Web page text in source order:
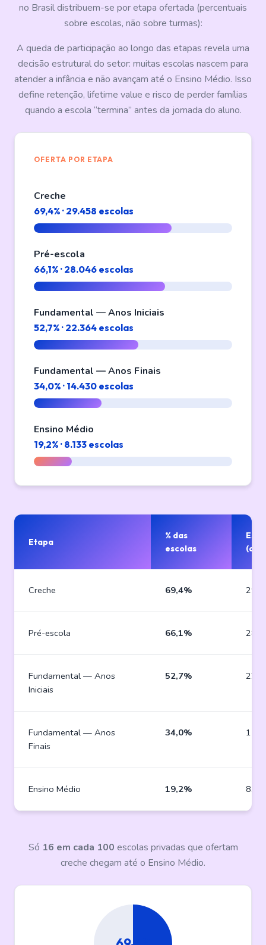
no Brasil distribuem-se por etapa ofertada (percentuais
sobre escolas, não sobre turmas):
A queda de participação ao longo das etapas revela uma
decisão estrutural do setor: muitas escolas nascem para
atender a infância e não avançam até o Ensino Médio. Isso
define retenção, lifetime value e risco de perder famílias
quando a escola “termina” antes da jornada do aluno.
OFERTA POR ETAPA
Creche
69,4% · 29.458 escolas
Pré-escola
66,1% · 28.046 escolas
Fundamental — Anos Iniciais
52,7% · 22.364 escolas
Fundamental — Anos Finais
34,0% · 14.430 escolas
Ensino Médio
19,2% · 8.133 escolas
Etapa
% das
escolas
Creche 69,4%
Pré-escola 66,1%
Fundamental — Anos
Iniciais
52,7%
Fundamental — Anos
Finais
34,0%
Ensino Médio 19,2%
Só 16 em cada 100 escolas privadas que ofertam
creche chegam até o Ensino Médio.